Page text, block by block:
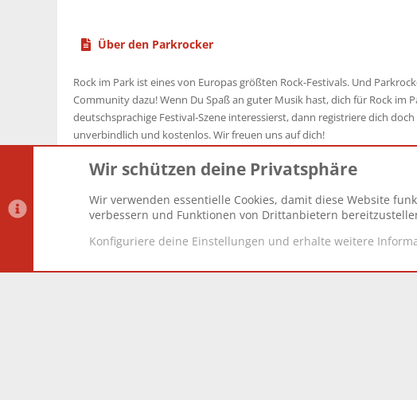
Über den Parkrocker
Rock im Park ist eines von Europas größten Rock-Festivals. Und
Community dazu! Wenn Du Spaß an guter Musik hast, dich für Rock im
deutschsprachige Festival-Szene interessierst, dann registriere dich doch
unverbindlich und kostenlos. Wir freuen uns auf dich!
Datenschutz-Einstellungen PR Light Deutsch [Du]
Wir schützen deine Privatsphäre
Wir verwenden essentielle Cookies, damit diese Website
verbessern und Funktionen von Drittanbietern
Konfiguriere deine Einstellungen und erhalte weitere